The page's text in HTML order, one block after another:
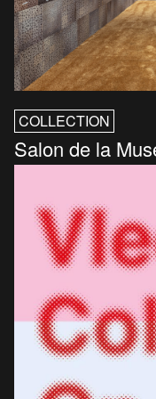
COLLECTION
Salon de la